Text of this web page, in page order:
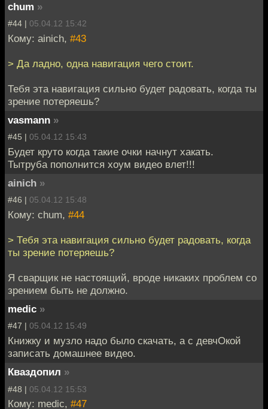
chum »
#44 | 05.04.12 15:42
Кому: ainich, #43
> Да ладно, одна навигация чего стоит.
Тебя эта навигация сильно будет радовать, когда ты
зрение потеряешь?
vasmann »
#45 | 05.04.12 15:43
Будет круто когда такие очки начнут хакать.
Тытруба пополнится хоум видео влет!!!
ainich »
#46 | 05.04.12 15:48
Кому: chum, #44
> Тебя эта навигация сильно будет радовать, когда
ты зрение потеряешь?
Я сварщик не настоящий, вроде никаких проблем со
зрением быть не должно.
medic »
#47 | 05.04.12 15:49
Книжку и музло надо было скачать, а с девчОкой
записать домашнее видео.
Кваздопил »
#48 | 05.04.12 15:53
Кому: medic, #47